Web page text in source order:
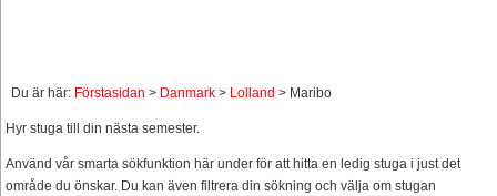
Du är här: Förstasidan > Danmark > Lolland > Maribo
Hyr stuga till din nästa semester.
Använd vår smarta sökfunktion här under för att hitta en ledig stuga i just det
område du önskar. Du kan även filtrera din sökning och välja om stugan